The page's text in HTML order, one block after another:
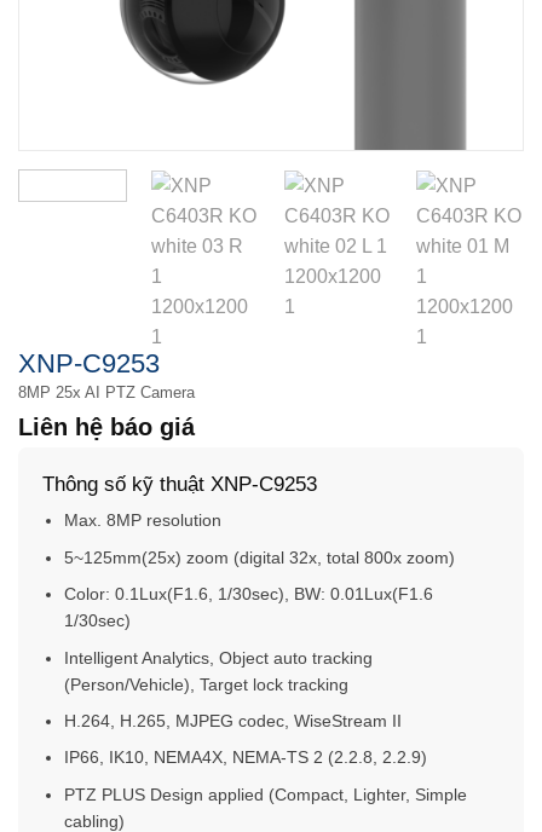
XNP-C9253
8MP 25x AI PTZ Camera
Liên hệ báo giá
Thông số kỹ thuật XNP-C9253
Max. 8MP resolution
5~125mm(25x) zoom (digital 32x, total 800x zoom)
Color: 0.1Lux(F1.6, 1/30sec), BW: 0.01Lux(F1.6
1/30sec)
Intelligent Analytics, Object auto tracking
(Person/Vehicle), Target lock tracking
H.264, H.265, MJPEG codec, WiseStream II
IP66, IK10, NEMA4X, NEMA-TS 2 (2.2.8, 2.2.9)
PTZ PLUS Design applied (Compact, Lighter, Simple
cabling)